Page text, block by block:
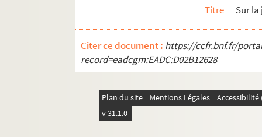
2190. (Recueil)
2191. Recueil
2192. Liasse contenant : OEuvres inédites
2193. Liasse contenant : Voyage en
2194. Recueil de pensées et d'extraits de
2195. (Nicolai Caussini, Trecensis,
Titre Sur
Citer ce document : https://ccfr.bnf.fr/
record=eadcgm:EADC:D02B12628
Plan du site Mentions Légales
v 31.1.0